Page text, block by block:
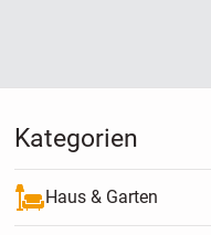
Kategorien
Haus & Garten